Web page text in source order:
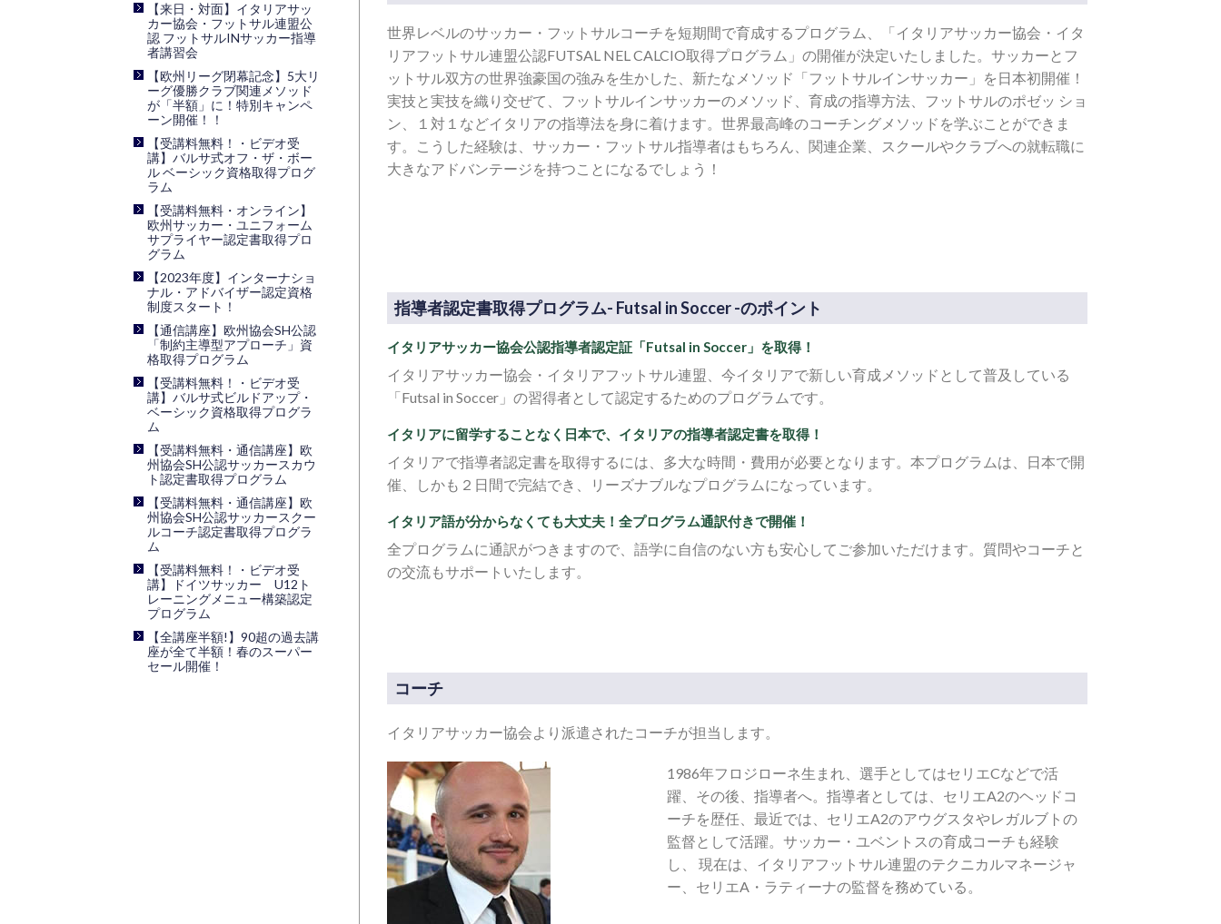
【来日・対面】イタリアサッ
カー協会・フットサル連盟公
認 フットサルINサッカー指導
者講習会
【欧州リーグ閉幕記念】5大リ
ーグ優勝クラブ関連メソッド
が「半額」に！特別キャンペ
ーン開催！！
【受講料無料！・ビデオ受
講】バルサ式オフ・ザ・ボー
ル ベーシック資格取得プログ
ラム
【受講料無料・オンライン】
欧州サッカー・ユニフォーム
サプライヤー認定書取得プロ
グラム
【2023年度】インターナショ
ナル・アドバイザー認定資格
制度スタート！
【通信講座】欧州協会SH公認
「制約主導型アプローチ」資
格取得プログラム
【受講料無料！・ビデオ受
講】バルサ式ビルドアップ・
ベーシック資格取得プログラ
ム
【受講料無料・通信講座】欧
州協会SH公認サッカースカウ
ト認定書取得プログラム
【受講料無料・通信講座】欧
州協会SH公認サッカースクー
ルコーチ認定書取得プログラ
ム
【受講料無料！・ビデオ受
講】ドイツサッカー U12ト
レーニングメニュー構築認定
プログラム
【全講座半額!】90超の過去講
座が全て半額！春のスーパー
セール開催！
世界レベルのサッカー・フットサルコーチを短期間で育成するプログラム、「イタリアサッカー協会・イタ
リアフットサル連盟公認FUTSAL NEL CALCIO取得プログラム」の開催が決定いたしました。サッカーとフ
ットサル双方の世界強豪国の強みを生かした、新たなメソッド「フットサルインサッカー」を日本初開催！
実技と実技を織り交ぜて、フットサルインサッカーのメソッド、育成の指導方法、フットサルのポゼッ ショ
ン、１対１などイタリアの指導法を身に着けます。世界最高峰のコーチングメソッドを学ぶことができま
す。こうした経験は、サッカー・フットサル指導者はもちろん、関連企業、スクールやクラブへの就転職に
大きなアドバンテージを持つことになるでしょう！
指導者認定書取得プログラム- Futsal in Soccer -のポイント
イタリアサッカー協会公認指導者認定証「Futsal in Soccer」を取得！
イタリアサッカー協会・イタリアフットサル連盟、今イタリアで新しい育成メソッドとして普及している
「Futsal in Soccer」の習得者として認定するためのプログラムです。
イタリアに留学することなく日本で、イタリアの指導者認定書を取得！
イタリアで指導者認定書を取得するには、多大な時間・費用が必要となります。本プログラムは、日本で開
催、しかも２日間で完結でき、リーズナブルなプログラムになっています。
イタリア語が分からなくても大丈夫！全プログラム通訳付きで開催！
全プログラムに通訳がつきますので、語学に自信のない方も安心してご参加いただけます。質問やコーチと
の交流もサポートいたします。
コーチ
イタリアサッカー協会より派遣されたコーチが担当します。
1986年フロジローネ生まれ、選手としてはセリエCなどで活
躍、その後、指導者へ。指導者としては、セリエA2のヘッドコ
ーチを歴任、最近では、セリエA2のアウグスタやレガルブトの
監督として活躍。サッカー・ユベントスの育成コーチも経験
し、 現在は、イタリアフットサル連盟のテクニカルマネージャ
ー、セリエA・ラティーナの監督を務めている。